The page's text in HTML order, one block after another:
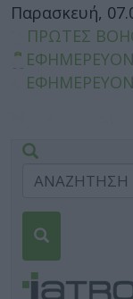
Παρασκευή,
ΠΡΩΤΕΣ